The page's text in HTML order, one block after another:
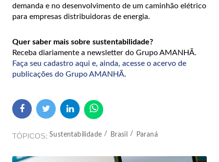
demanda e no desenvolvimento de um caminhão elétrico
para empresas distribuidoras de energia.
Quer saber mais sobre sustentabilidade?
Receba diariamente a newsletter do Grupo AMANHÃ.
Faça seu cadastro aqui e, ainda, acesse o acervo de
publicações do Grupo AMANHÃ.
TÓPICOS Sustentabilidade Brasil Paraná